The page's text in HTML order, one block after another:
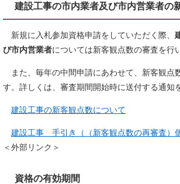
建設工事の市内業者及び市内営業者の
新規に入札参加資格申請をしていただく際、
び市内営業者については新客観点数の審査を行
また、毎年の中間申請にあわせて、新客観点
す。​詳しくは、審査期間開始時に送付する通知
建設工事の新客観点数について
建設工事 手引き（（新客観点数の再審査）
＜外部リンク＞
資格の有効期間